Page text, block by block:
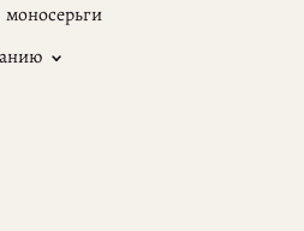
моносерьги